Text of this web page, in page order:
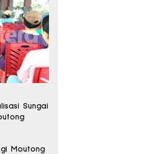
Sungai
Moutong